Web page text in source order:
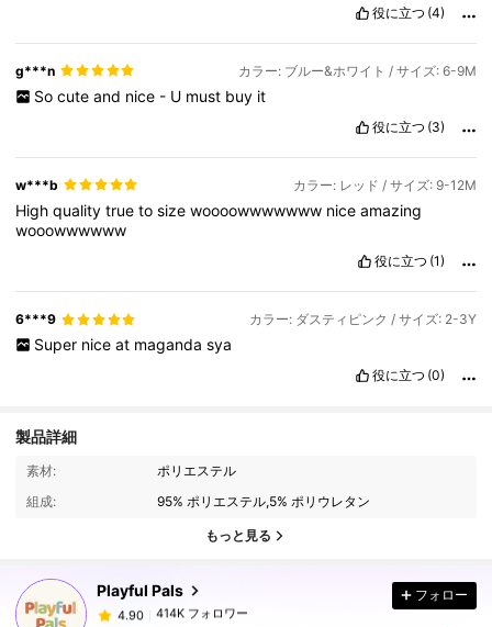
役に立つ (4)
g***n カラー: ブルー&ホワイト / サイズ: 6-9M
So cute and nice - U must buy it
役に立つ (3)
w***b カラー: レッド / サイズ: 9-12M
Highqualitytruetosizewoooowwwwwww niceamazing
wooowwwwww
役に立つ (1)
6***9 カラー: ダスティピンク / サイズ: 2-3Y
Super nice at maganda sya
役に立つ (0)
製品詳細
素材:
ポリエステル
組成:
95% ポリエステル,5% ポリウレタン
もっと見る
Playful Pals
414K フォロワー
4.90
414K フォロワー
8***9
は1日前に購入しました
フォロー